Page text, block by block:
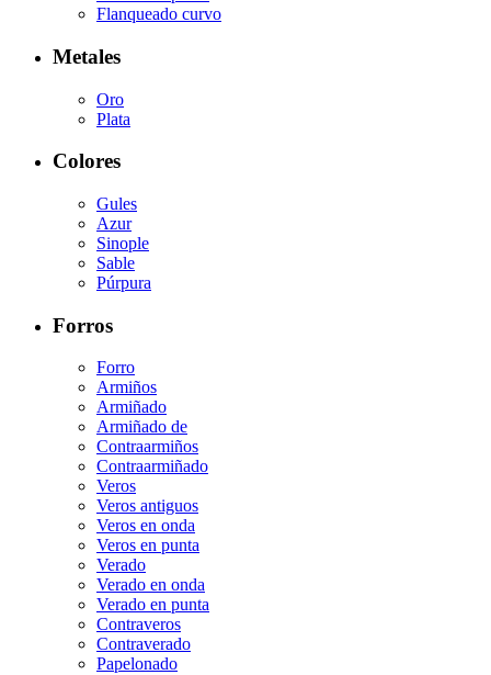
Flanqueado curvo
Metales
Oro
Plata
Colores
Gules
Azur
Sinople
Sable
Púrpura
Forros
Forro
Armiños
Armiñado
Armiñado de
Contraarmiños
Contraarmiñado
Veros
Veros antiguos
Veros en onda
Veros en punta
Verado
Verado en onda
Verado en punta
Contraveros
Contraverado
Papelonado